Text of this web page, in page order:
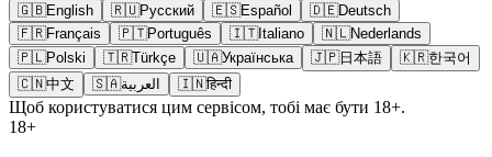
🇬🇧English 🇷🇺Русский 🇪🇸Español 🇩🇪Deutsch
🇫🇷Français 🇵🇹Português 🇮🇹Italiano 🇳🇱Nederlands
🇵🇱Polski 🇹🇷Türkçe 🇺🇦Українська 🇯🇵日本語 🇰🇷한국어
🇨🇳中文 🇸🇦العربية 🇮🇳हिन्दी
Щоб користуватися цим сервісом, тобі має бути 18+.
18+